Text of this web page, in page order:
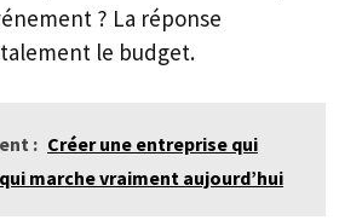
? La réponse
le budget.
: Créer une entreprise qui
marche vraiment aujourd’hui